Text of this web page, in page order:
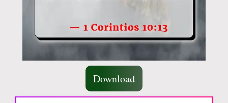
Download